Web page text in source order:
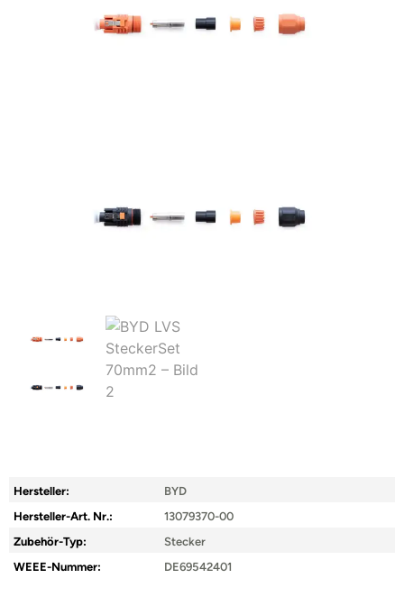
Hersteller:
BYD
Hersteller-Art. Nr.:
13079370-00
Zubehör-Typ:
Stecker
WEEE-Nummer:
DE69542401